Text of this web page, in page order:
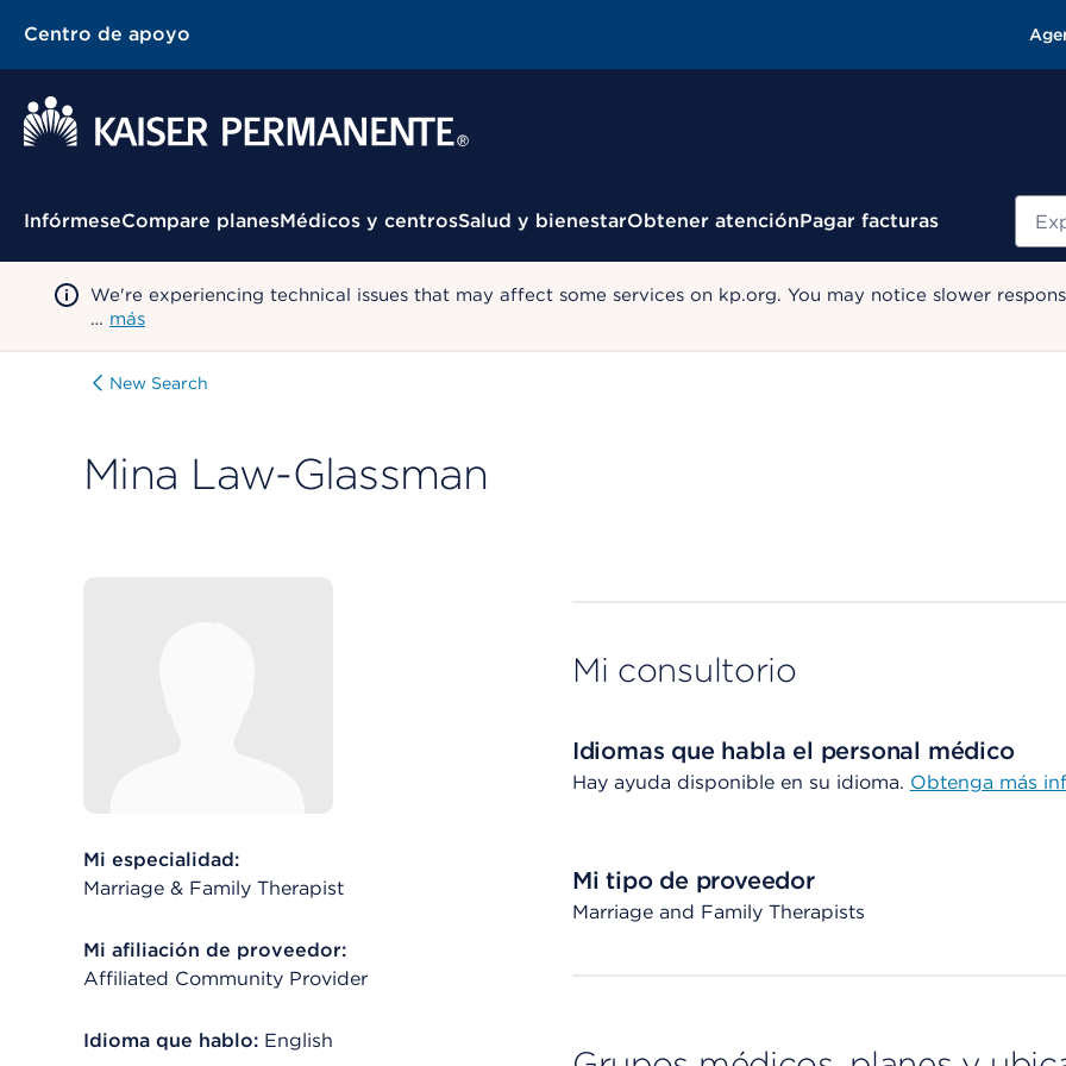
Centro de apoyo
Menú contextual
InfórmeseCompare planesMédicos y centrosSalud y bienestarObtener atenciónPagar facturas
We're experiencing technical issues that may affect some services on kp.org. You may notice slower
… más
New Search
Mina Law-Glassman
Mi especialidad:
Marriage & Family Therapist
Mi afiliación de proveedor:
Affiliated Community Provider
Idioma que hablo: English
Mi consultorio
Idiomas que habla el personal médico
Hay ayuda disponible en su idioma. Obtenga más
Mi tipo de proveedor
Marriage and Family Therapists